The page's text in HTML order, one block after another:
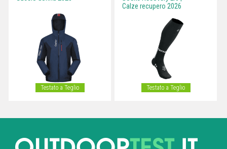
Testato a Teglio
Calze recupero 2026
Testato a Teglio